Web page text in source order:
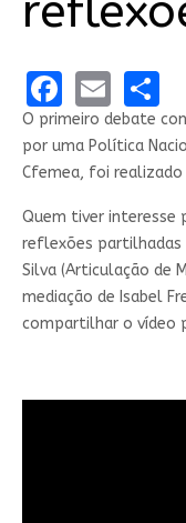
Email
O primeiro debate
por uma Política
Cfemea, foi
Quem tiver interesse
reflexões partilhadas
Silva (Articulação de
mediação de Isabel
compartilhar o vídeo